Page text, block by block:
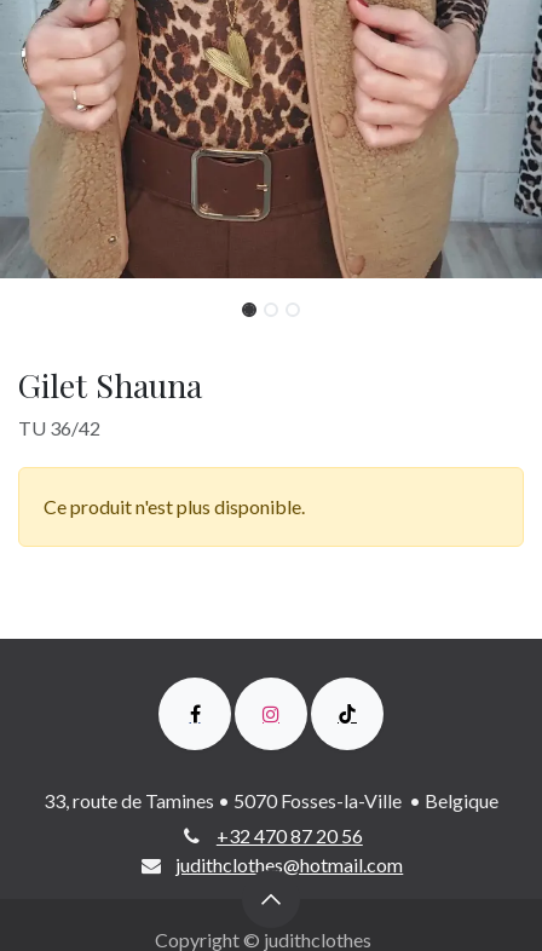
Gilet Shauna
TU 36/42
Ce produit n'est plus disponible.
33, route de Tamines • 5070 Fosses-la-Ville • Belgique
+32 470 87 20 56
judithclothes@hotmail.com
Copyright © judithclothes